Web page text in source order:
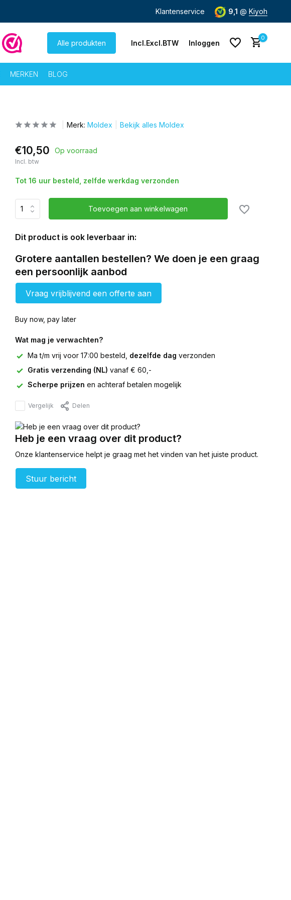
Klantenservice 9,1 @ Kiyoh
Alle produkten Incl.Excl.BTW Inloggen
0
MERKEN BLOG
Merk: Moldex Bekijk alles Moldex
€10,50 Op voorraad
Incl. btw
Tot 16 uur besteld, zelfde werkdag verzonden
Toevoegen aan winkelwagen
Dit product is ook leverbaar in:
Grotere aantallen bestellen? We doen je een graag
een persoonlijk aanbod
Vraag vrijblijvend een offerte aan
Buy now, pay later
Wat mag je verwachten?
Ma t/m vrij voor 17:00 besteld, dezelfde dag verzonden
Gratis verzending (NL) vanaf € 60,-
Scherpe prijzen en achteraf betalen mogelijk
Vergelijk Delen
Heb je een vraag over dit product?
Onze klantenservice helpt je graag met het vinden van het juiste product.
Stuur bericht